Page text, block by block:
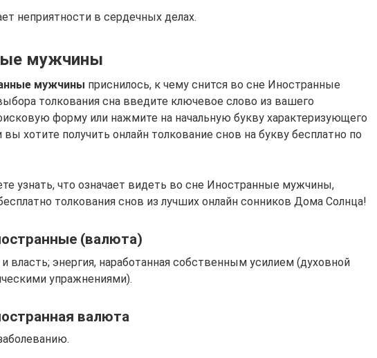
неприятности в сердечных делах.
мужчины
мужчины приснилось, к чему снится во сне Иностранные
толкования сна введите ключевое слово из вашего
форму или нажмите на начальную букву характеризующего
вы хотите получить онлайн толкование снов на букву бесплатно по
узнать, что означает видеть во сне Иностранные мужчины,
толкования снов из лучших онлайн сонников Дома Солнца!
(валюта)
власть; энергия, наработанная собственным усилием (духовной
упражнениями).
валюта